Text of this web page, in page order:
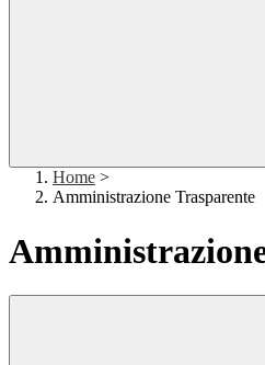
Home >
Amministrazione Trasparente